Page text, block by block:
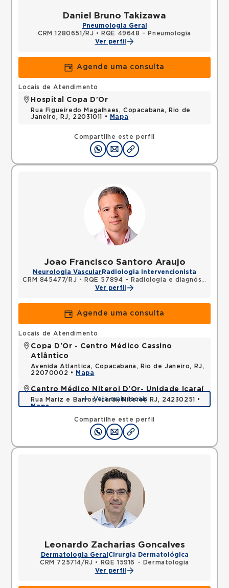
Daniel Bruno Takizawa
Pneumologia Geral
CRM 1280651/RJ •
RQE 49648 - Pneumologia
Ver perfil
Agende uma consulta
Compartilhe este perfil
Locais de Atendimento
Hospital Copa D'Or
Rua Figueiredo Magalhaes, Copacabana, Rio de
Janeiro, RJ, 22031011 •
Mapa
Joao Francisco Santoro Araujo
Neurologia Vascular Radiologia Intervencionista
CRM 845477/RJ •
RQE 57894 - Radiologia e diagnóstico por imagem
Ver perfil
Agende uma consulta
Compartilhe este perfil
Locais de Atendimento
Copa D'Or - Centro Médico Cassino
Atlântico
Avenida Atlantica, Copacabana, Rio de Janeiro, RJ,
22070002 •
Mapa
Centro Médico Niteroi D'Or- Unidade Icaraí
Rua Mariz e Barros, Icarai, Niteroi, RJ, 24230251 •
Mapa
Veja mais locais
Leonardo Zacharias Goncalves
Dermatologia Geral Cirurgia Dermatológica
CRM 725714/RJ •
RQE 15916 - Dermatologia
Ver perfil